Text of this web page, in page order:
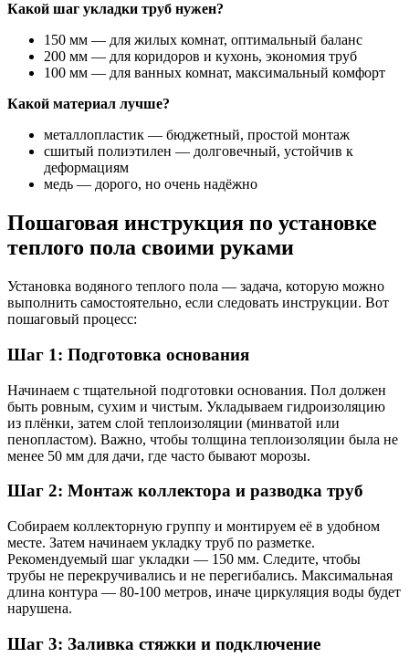
Какой шаг укладки труб нужен?
150 мм — для жилых комнат, оптимальный баланс
200 мм — для коридоров и кухонь, экономия труб
100 мм — для ванных комнат, максимальный комфорт
Какой материал лучше?
металлопластик — бюджетный, простой монтаж
сшитый полиэтилен — долговечный, устойчив к
деформациям
медь — дорого, но очень надёжно
Пошаговая инструкция по установке
теплого пола своими руками
Установка водяного теплого пола — задача, которую можно
выполнить самостоятельно, если следовать инструкции. Вот
пошаговый процесс:
Шаг 1: Подготовка основания
Начинаем с тщательной подготовки основания. Пол должен
быть ровным, сухим и чистым. Укладываем гидроизоляцию
из плёнки, затем слой теплоизоляции (минватой или
пенопластом). Важно, чтобы толщина теплоизоляции была не
менее 50 мм для дачи, где часто бывают морозы.
Шаг 2: Монтаж коллектора и разводка труб
Собираем коллекторную группу и монтируем её в удобном
месте. Затем начинаем укладку труб по разметке.
Рекомендуемый шаг укладки — 150 мм. Следите, чтобы
трубы не перекручивались и не перегибались. Максимальная
длина контура — 80-100 метров, иначе циркуляция воды будет
нарушена.
Шаг 3: Заливка стяжки и подключение